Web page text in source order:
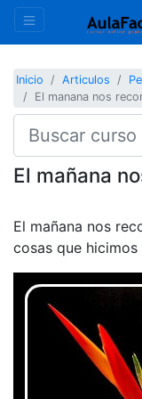
Inicio Articulos
El manana nos
El mañana
El mañana nos
cosas que hicimos